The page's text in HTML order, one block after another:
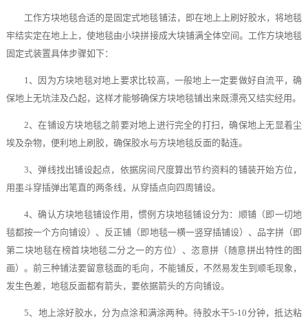
工作方块地毯合适的是固定式地毯铺法，即在地上上刷好胶水，将地毯
牢结实定在地上上，使地毯由小块拼接成大块铺满全体空间。工作方块地毯
固定式装置具体步骤如下：
1、因为方块地毯对地上要求比较高，一般地上一定要做好自流平，确
保地上无坑洼及凸起，这样才能够确保方块地毯铺出来既漂亮又结实经用。
2、在铺设方块地毯之前要对地上进行完全的打扫，确保地上无显着尘
埃及杂物，便利地上刷胶，确保胶水与方块地毯反面的黏连。
3、弹线找出铺设起点，依据房间尺度算出节约资料的铺装开始方位，
用墨斗穿插弹出笔直的两条线，从穿插点向四周铺设。
4、确认方块地毯铺设作用，惯例方块地毯铺设分为：顺铺（即一切地
毯都按一个方向铺设）、反正铺（即地毯一横一竖穿插铺设）、品字拼（即
第二块地毯在榜首块地毯二分之一的方位）、恣意拼（随意拼出特性的图
画）。前三种铺法要留意毯面的毛向，不能铺反，不然易发生到顺毛现象，
发生色差，地毯反面都有箭头，要依据箭头的方向铺设。
5、地上涂好胶水，分为点涂和满涂两种。待胶水干5-10分钟，抵达粘